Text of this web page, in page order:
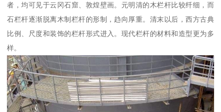
者，均可见于云冈石窟、敦煌壁画。元明清的木栏杆比较纤细，而
石栏杆逐渐脱离木制栏杆的形制，趋向厚重。清末以后，西方古典
比例、尺度和装饰的栏杆形式进入。现代栏杆的材料和造型更为多
样。